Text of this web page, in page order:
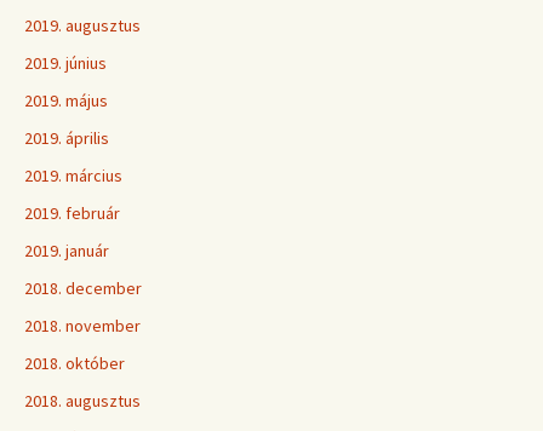
2019. augusztus
2019. június
2019. május
2019. április
2019. március
2019. február
2019. január
2018. december
2018. november
2018. október
2018. augusztus